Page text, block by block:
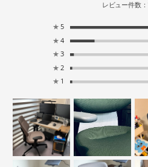
レビュー件数：
★ 5
★ 4
★ 3
★ 2
★ 1